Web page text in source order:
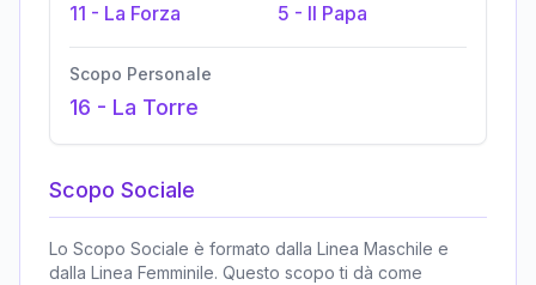
11 - La Forza 5 - Il Papa
Scopo Personale
16 - La Torre
Scopo Sociale
Lo Scopo Sociale è formato dalla Linea Maschile e
dalla Linea Femminile. Questo scopo ti dà come